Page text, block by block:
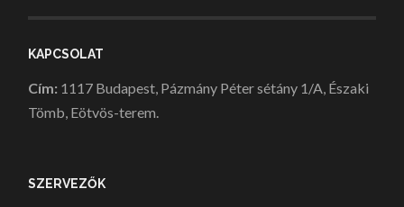
KAPCSOLAT
Cím: 1117 Budapest, Pázmány Péter sétány 1/A, Északi
Tömb, Eötvös-terem.
SZERVEZŐK